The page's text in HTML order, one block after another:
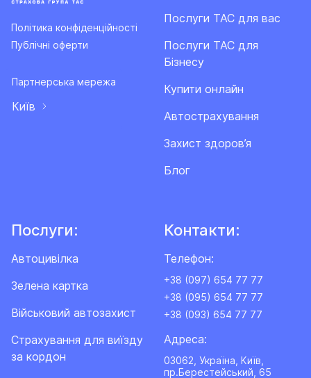
Політика конфіденційності
Публічні оферти
Партнерська мережа
Київ
Послуги ТАС для вас
Послуги ТАС для
Бізнесу
Купити онлайн
Автострахування
Захист здоров’я
Блог
Послуги:
Автоцивілка
Зелена картка
Військовий автозахист
Cтрахування для виїзду
за кордон
Контакти:
Телефон:
+38 (097) 654 77 77
+38 (095) 654 77 77
+38 (093) 654 77 77
Адреса:
03062, Україна, Київ,
пр.Берестейський, 65